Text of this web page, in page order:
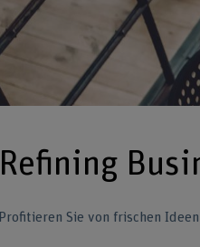
Refining
Profitieren Sie von frischen